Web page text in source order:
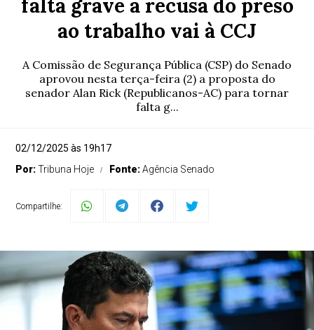
falta grave a recusa do preso
ao trabalho vai à CCJ
A Comissão de Segurança Pública (CSP) do Senado
aprovou nesta terça-feira (2) a proposta do
senador Alan Rick (Republicanos-AC) para tornar
falta g...
02/12/2025 às 19h17
Por:Tribuna Hoje Fonte:Agência Senado
Compartilhe: